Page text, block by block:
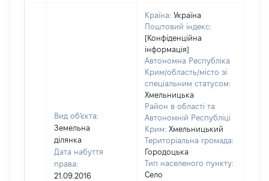
Вид об'єкта:
Земельна
ділянка
Дата набуття
права:
21.09.2016
Країна: Україна
Поштовий індекс:
[Конфіденційна
інформація]
Автономна Республіка
Крим/область/місто зі
спеціальним статусом:
Хмельницька
Район в області та
Автономній Республіці
Крим: Хмельницький
Територіальна громада:
Городоцька
Тип населеного пункту:
Село